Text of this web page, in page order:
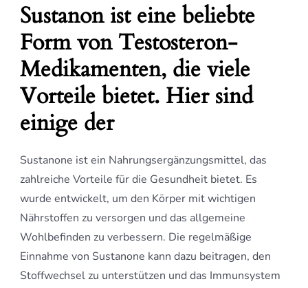
Sustanon ist eine beliebte
Form von Testosteron-
Medikamenten, die viele
Vorteile bietet. Hier sind
einige der
Sustanone ist ein Nahrungsergänzungsmittel, das
zahlreiche Vorteile für die Gesundheit bietet. Es
wurde entwickelt, um den Körper mit wichtigen
Nährstoffen zu versorgen und das allgemeine
Wohlbefinden zu verbessern. Die regelmäßige
Einnahme von Sustanone kann dazu beitragen, den
Stoffwechsel zu unterstützen und das Immunsystem